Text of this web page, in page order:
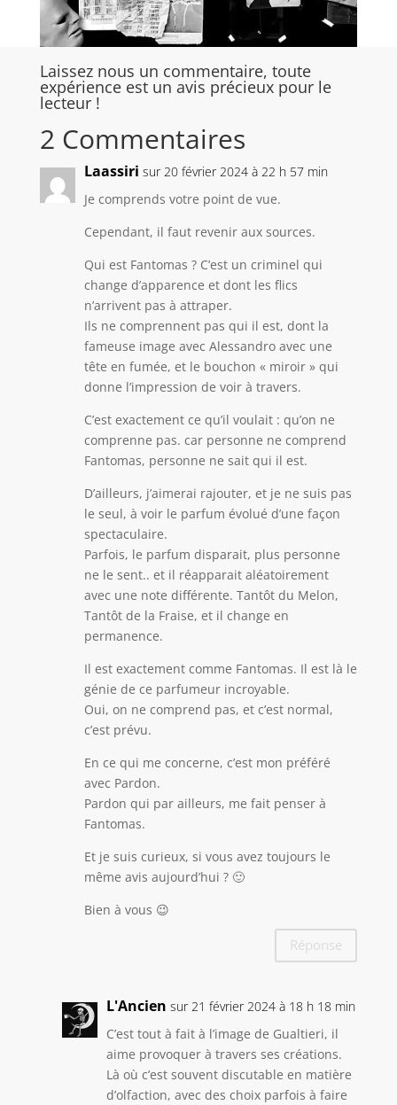
Laissez nous un commentaire, toute
expérience est un avis précieux pour le
lecteur !
2 Commentaires
Laassiri sur 20 février 2024 à 22 h 57 min
Je comprends votre point de vue.
Cependant, il faut revenir aux sources.
Qui est Fantomas ? C’est un criminel qui
change d’apparence et dont les flics
n’arrivent pas à attraper.
Ils ne comprennent pas qui il est, dont la
fameuse image avec Alessandro avec une
tête en fumée, et le bouchon « miroir » qui
donne l’impression de voir à travers.
C’est exactement ce qu’il voulait : qu’on ne
comprenne pas. car personne ne comprend
Fantomas, personne ne sait qui il est.
D’ailleurs, j’aimerai rajouter, et je ne suis pas
le seul, à voir le parfum évolué d’une façon
spectaculaire.
Parfois, le parfum disparait, plus personne
ne le sent.. et il réapparait aléatoirement
avec une note différente. Tantôt du Melon,
Tantôt de la Fraise, et il change en
permanence.
Il est exactement comme Fantomas. Il est là le
génie de ce parfumeur incroyable.
Oui, on ne comprend pas, et c’est normal,
c’est prévu.
En ce qui me concerne, c’est mon préféré
avec Pardon.
Pardon qui par ailleurs, me fait penser à
Fantomas.
Et je suis curieux, si vous avez toujours le
même avis aujourd’hui ? 🙂
Bien à vous 😉
Réponse
L'Ancien sur 21 février 2024 à 18 h 18 min
C’est tout à fait à l’image de Gualtieri, il
aime provoquer à travers ses créations.
Là où c’est souvent discutable en matière
d’olfaction, avec des choix parfois à faire